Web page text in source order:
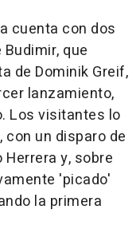
cuenta con dos
que
de Dominik Greif,
lanzamiento,
Los visitantes lo
un disparo de
Herrera y, sobre
'picado'
la primera